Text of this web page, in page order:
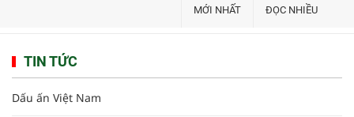
MỚI NHẤT ĐỌC NHIỀU
TIN TỨC
Dấu ấn Việt Nam